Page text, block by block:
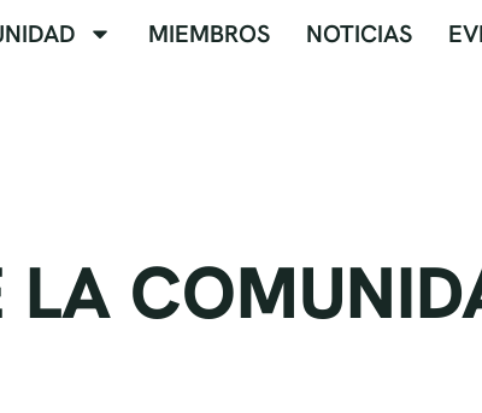
MIEMBROS NOTICIAS